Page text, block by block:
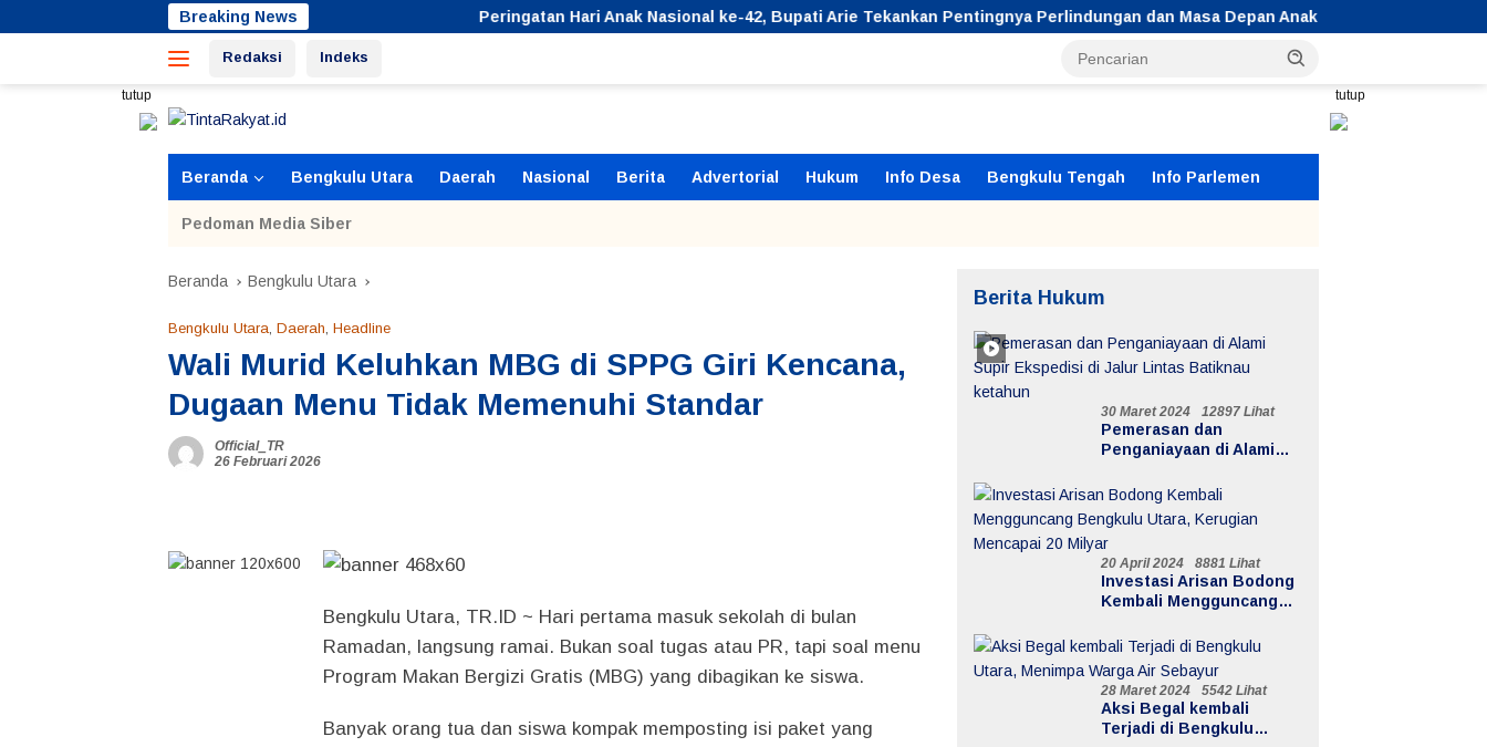
ke
Breaking News Peringatan Hari Anak Nasional ke-42, Bupati Arie Tekankan Pentingnya Perlindungan dan Masa Depan Anak Video “Segar Sayang”
Redaksi Indeks
tutup tutup
Beranda Bengkulu Utara Daerah Nasional Berita Advertorial Hukum Info Desa Bengkulu Tengah Info Parlemen
Pedoman Media Siber
Beranda Bengkulu Utara
Bengkulu Utara, Daerah, Headline
Wali Murid Keluhkan MBG di SPPG Giri Kencana,
Dugaan Menu Tidak Memenuhi Standar
Official_TR
26 Februari 2026
Bengkulu Utara, TR.ID ~ Hari pertama masuk sekolah di bulan
Ramadan, langsung ramai. Bukan soal tugas atau PR, tapi soal menu
Program Makan Bergizi Gratis (MBG) yang dibagikan ke siswa.
Banyak orang tua dan siswa kompak memposting isi paket yang
Berita Hukum
30 Maret 2024 12897 Lihat
Pemerasan dan
Penganiayaan di Alami
Lintas Batiknau ketahun
20 April 2024 8881 Lihat
Investasi Arisan Bodong
Kembali Mengguncang
Kerugian Mencapai 20
Milyar
28 Maret 2024 5542 Lihat
Aksi Begal kembali
Terjadi di Bengkulu